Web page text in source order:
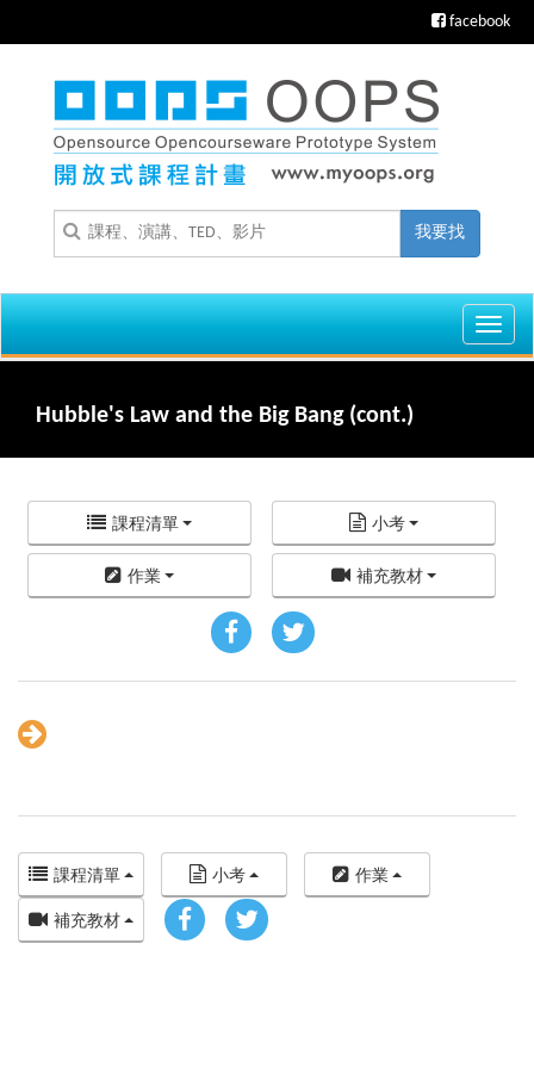
facebook
我要找
Hubble's Law and the Big Bang (cont.)
課程清單 小考
作業 補充教材
課程清單 小考 作業
補充教材